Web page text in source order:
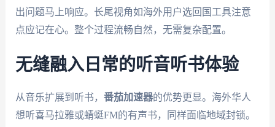
出问题马上响应。长尾视角如海外用户选回国工具注意
点应记在心。整个过程流畅自然，无需复杂配置。
无缝融入日常的听音听书体验
从音乐扩展到听书， 番茄加速器的优势更显。海外华人
想听喜马拉雅或蜻蜓FM的有声书，同样面临地域封锁。